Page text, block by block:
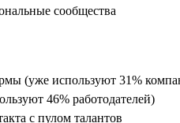
сообщества
(уже используют 31%
46% работодателей)
с пулом талантов